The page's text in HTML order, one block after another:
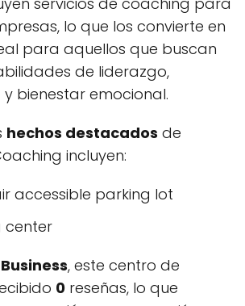
lo que los convierte en
para aquellos que buscan
de liderazgo,
bienestar emocional.
hechos destacados de
incluyen:
accessible parking lot
center
, este centro de
0 reseñas, lo que